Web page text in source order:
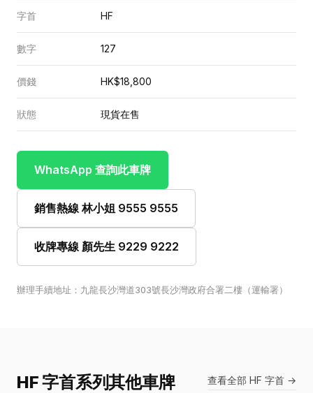
字首 HF
數字 127
價錢 HK$18,800
狀態 現貨在售
WhatsApp 查詢此車牌
銷售熱線 林小姐 9555 9555
收牌專線 顏先生 9229 9222
辦理手續地址：九龍長沙灣道303號長沙灣政府合署二樓（運輸署）
HF 字首系列其他車牌 查看全部 HF 字首 →